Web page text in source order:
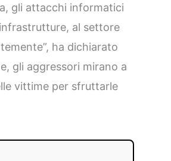
gli attacchi informatici
al settore
ha dichiarato
gli aggressori mirano a
vittime per sfruttarle